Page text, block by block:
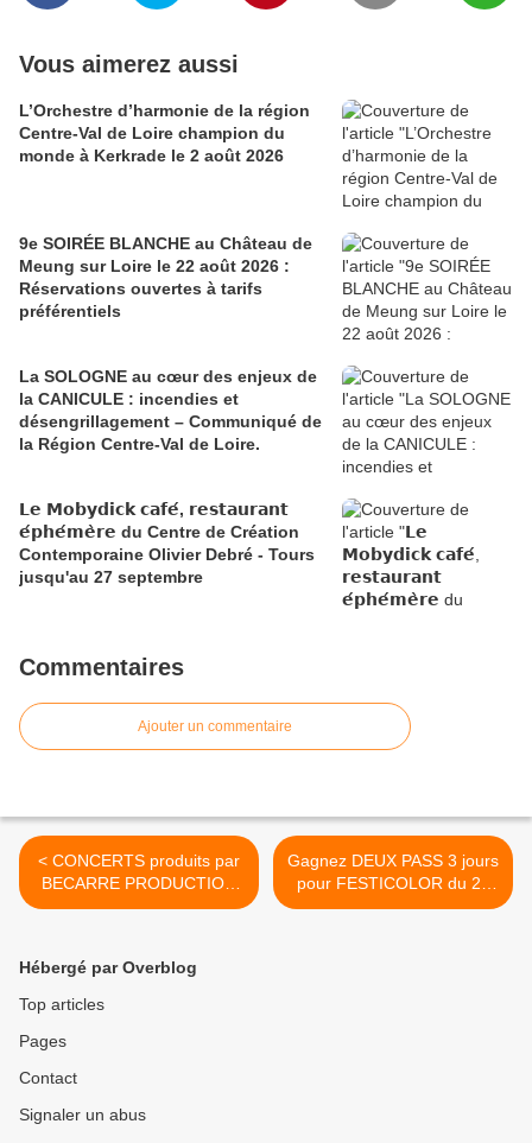
Vous aimerez aussi
L’Orchestre d’harmonie de la région
Centre-Val de Loire champion du
monde à Kerkrade le 2 août 2026
9e SOIRÉE BLANCHE au Château de
Meung sur Loire le 22 août 2026 :
Réservations ouvertes à tarifs
préférentiels
La SOLOGNE au cœur des enjeux de
la CANICULE : incendies et
désengrillagement – Communiqué de
la Région Centre-Val de Loire.
𝗟𝗲 𝗠𝗼𝗯𝘆𝗱𝗶𝗰𝗸 𝗰𝗮𝗳𝗲́, 𝗿𝗲𝘀𝘁𝗮𝘂𝗿𝗮𝗻𝘁
𝗲́𝗽𝗵𝗲́𝗺𝗲̀𝗿𝗲 du Centre de Création
Contemporaine Olivier Debré - Tours
jusqu'au 27 septembre
Commentaires
Ajouter un commentaire
< CONCERTS produits par
BECARRE PRODUCTION
dans le Loiret en mai et juin
Gagnez DEUX PASS 3 jours
pour FESTICOLOR du 23
mai au 25 mai 2019 à
Hébergé par Overblog
Top articles
Pages
Contact
Signaler un abus